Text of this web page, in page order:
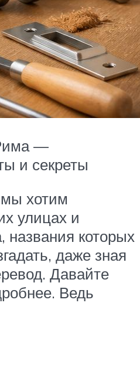
—
и секреты
хотим
улицах и
названия которых
даже зная
Давайте
Ведь